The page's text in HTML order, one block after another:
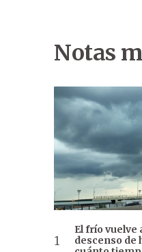
Notas
El frío vuelve
descenso de